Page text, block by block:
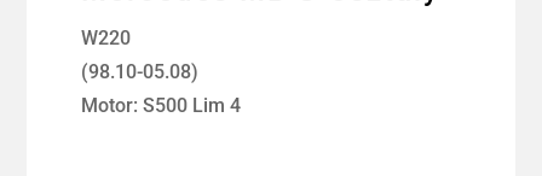
W220
(98.10-05.08)
Motor: S500 Lim 4